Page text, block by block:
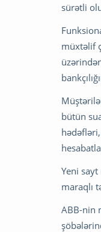
sürətli
müxtəlif
bütün
Yeni sayt
maraqlı
ABB-nin